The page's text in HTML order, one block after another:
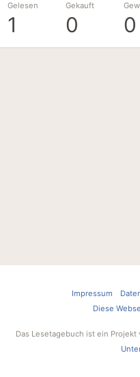
Gelesen
1
Gekauft
0 0
Impressum
Diese
Das Lesetagebuch ist ein Projekt